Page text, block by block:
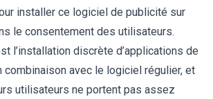
pour installer ce logiciel de publicité sur
le consentement des utilisateurs.
l’installation discrète d’applications de
avec le logiciel régulier, et
utilisateurs ne portent pas assez